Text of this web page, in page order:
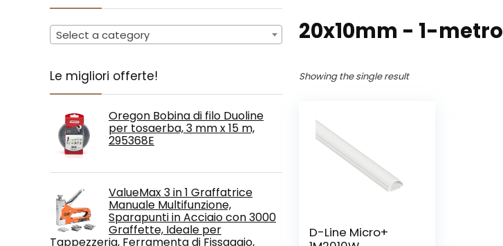
Select a category
Le migliori offerte!
Oregon Bobina di filo Duoline
per tosaerba, 3 mm x 15 m,
295368E
ValueMax 3 in 1 Graffatrice
Manuale Multifunzione,
Sparapunti in Acciaio con 3000
Graffette, Ideale per
Tappezzeria, Ferramenta di Fissaggio,
‎20x10mm - 1-metro
Showing the single result
D-Line Micro+